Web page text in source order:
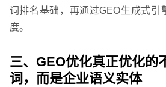
词排名基础，再通过GEO生成式引
度。
三、GEO优化真正优化的
词，而是企业语义实体